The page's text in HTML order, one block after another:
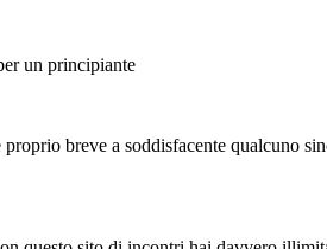
un principiante
breve a soddisfacente qualcuno